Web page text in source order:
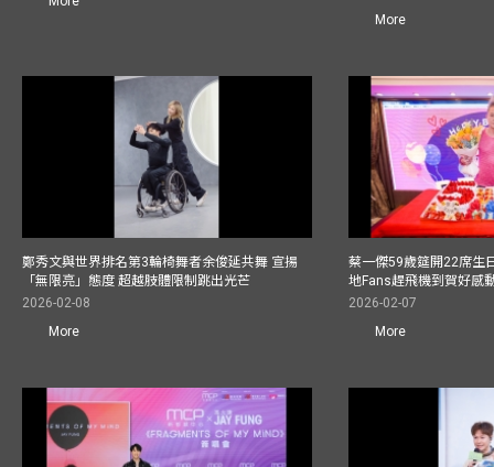
More
鄭秀文與世界排名第3輪椅舞者余俊延共舞 宣揚
「無限亮」態度 超越肢體限制跳出光芒
2026-02-08
More
蔡一傑59歲筵開22席生
地Fans趕飛機到賀好感
2026-02-07
More